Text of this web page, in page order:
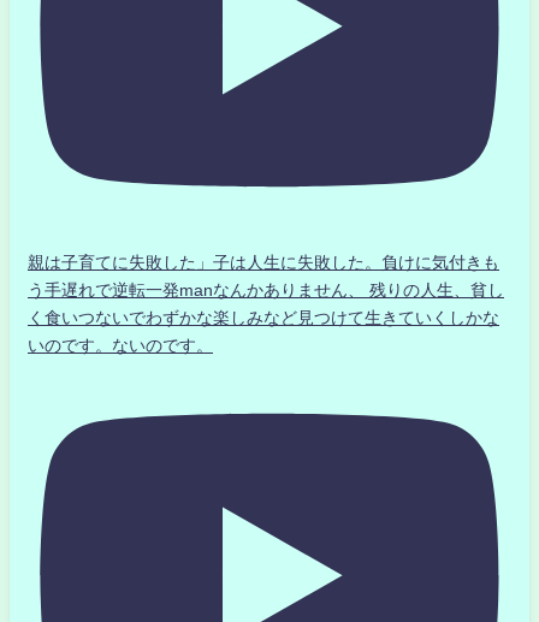
親は子育てに失敗した」子は人生に失敗した。負けに気付きも
う手遅れで逆転一発manなんかありません、 残りの人生、貧し
く食いつないでわずかな楽しみなど見つけて生きていくしかな
いのです。ないのです。